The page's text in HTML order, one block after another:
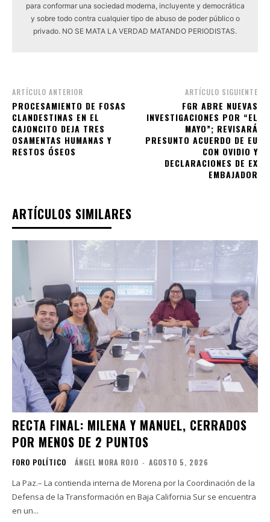
para conformar una sociedad moderna, incluyente y democrática
y sobre todo contra cualquier tipo de abuso de poder público o
privado. NO SE MATA LA VERDAD MATANDO PERIODISTAS.
ARTÍCULO ANTERIOR
PROCESAMIENTO DE FOSAS
CLANDESTINAS EN EL
CAJONCITO DEJA TRES
OSAMENTAS HUMANAS Y
RESTOS ÓSEOS
ARTÍCULO SIGUIENTE
FGR ABRE NUEVAS
INVESTIGACIONES POR “EL
MAYO”; REVISARÁ
PRESUNTO ACUERDO DE EU
CON OVIDIO Y
DECLARACIONES DE EX
EMBAJADOR
ARTÍCULOS SIMILARES
RECTA FINAL: MILENA Y MANUEL, CERRADOS
POR MENOS DE 2 PUNTOS
FORO POLÍTICO ÁNGEL MORA ROJO - AGOSTO 5, 2026
La Paz.– La contienda interna de Morena por la Coordinación de la
Defensa de la Transformación en Baja California Sur se encuentra
en un...